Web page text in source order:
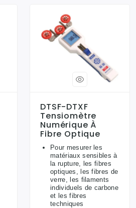
DTSF-DTXF
Tensiomètre
Numérique À
Fibre Optique
Pour mesurer les
matériaux sensibles à
la rupture, les fibres
optiques, les fibres de
verre, les filaments
individuels de carbone
et les fibres
techniques